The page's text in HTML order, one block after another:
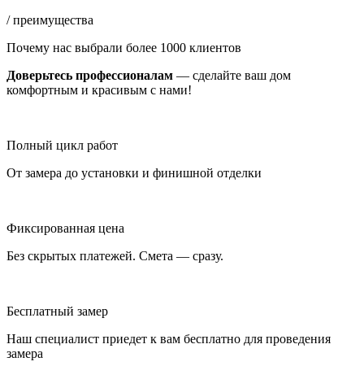
/ преимущества
Почему нас выбрали более 1000 клиентов
Доверьтесь профессионалам — сделайте ваш дом
комфортным и красивым с нами!
Полный цикл работ
От замера до установки и финишной отделки
Фиксированная цена
Без скрытых платежей. Смета — сразу.
Бесплатный замер
Наш специалист приедет к вам бесплатно для проведения
замера